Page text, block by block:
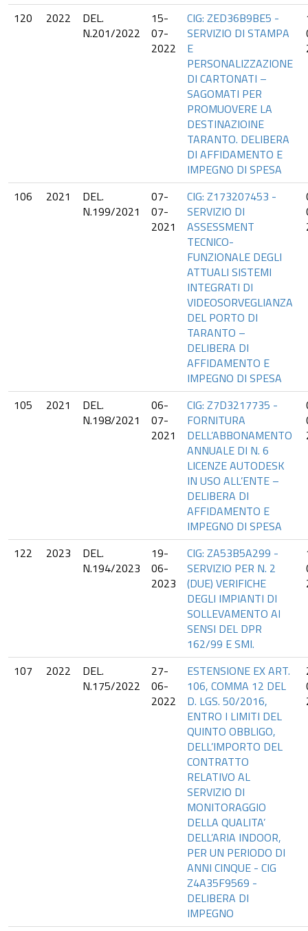
120 2022
DEL.
N.201/2022
15-
07-
2022
CIG: ZED36B9BE5 -
SERVIZIO DI STAMPA
E
PERSONALIZZAZIONE
DI CARTONATI –
SAGOMATI PER
PROMUOVERE LA
DESTINAZIOINE
TARANTO. DELIBERA
DI AFFIDAMENTO E
IMPEGNO DI SPESA
106 2021
DEL.
N.199/2021
07-
07-
2021
CIG: Z173207453 -
SERVIZIO DI
ASSESSMENT
TECNICO-
FUNZIONALE DEGLI
ATTUALI SISTEMI
INTEGRATI DI
VIDEOSORVEGLIANZA
DEL PORTO DI
TARANTO –
DELIBERA DI
AFFIDAMENTO E
IMPEGNO DI SPESA
105 2021
DEL.
N.198/2021
06-
07-
2021
CIG: Z7D3217735 -
FORNITURA
DELL’ABBONAMENTO
ANNUALE DI N. 6
LICENZE AUTODESK
IN USO ALL’ENTE –
DELIBERA DI
AFFIDAMENTO E
IMPEGNO DI SPESA
122 2023
DEL.
N.194/2023
19-
06-
2023
CIG: ZA53B5A299 -
SERVIZIO PER N. 2
(DUE) VERIFICHE
DEGLI IMPIANTI DI
SOLLEVAMENTO AI
SENSI DEL DPR
162/99 E SMI.
107 2022
DEL.
N.175/2022
27-
06-
2022
ESTENSIONE EX ART.
106, COMMA 12 DEL
D. LGS. 50/2016,
ENTRO I LIMITI DEL
QUINTO OBBLIGO,
DELL’IMPORTO DEL
CONTRATTO
RELATIVO AL
SERVIZIO DI
MONITORAGGIO
DELLA QUALITA’
DELL’ARIA INDOOR,
PER UN PERIODO DI
ANNI CINQUE - CIG
Z4A35F9569 -
DELIBERA DI
IMPEGNO